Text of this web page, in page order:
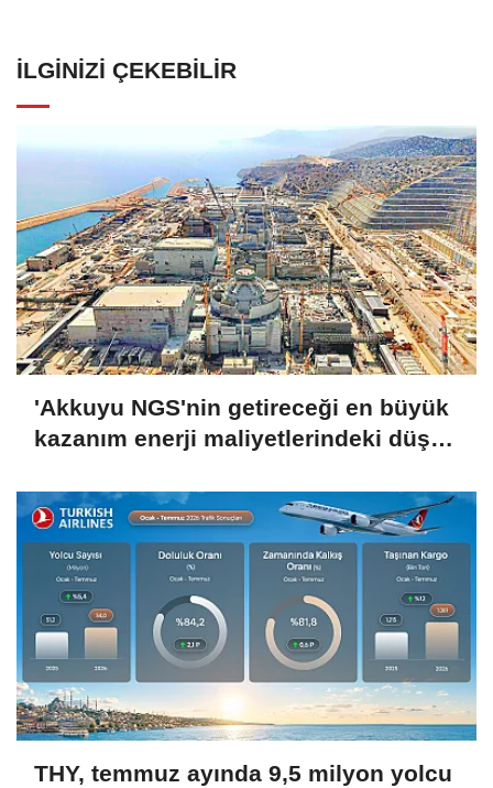
İLGINIZI ÇEKEBILIR
'Akkuyu NGS'nin getireceği en büyük
kazanım enerji maliyetlerindeki düşüş
THY, temmuz ayında 9,5 milyon yolcu